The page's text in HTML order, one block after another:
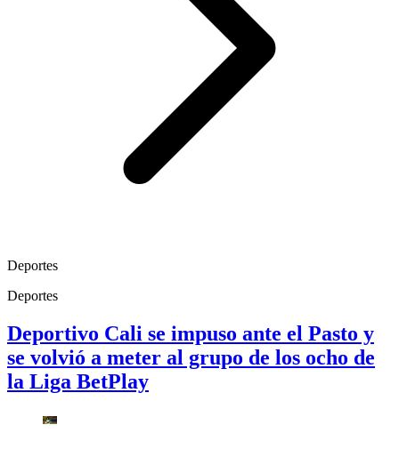
Deportes
Deportes
Deportivo Cali se impuso ante el Pasto y
se volvió a meter al grupo de los ocho de
la Liga BetPlay